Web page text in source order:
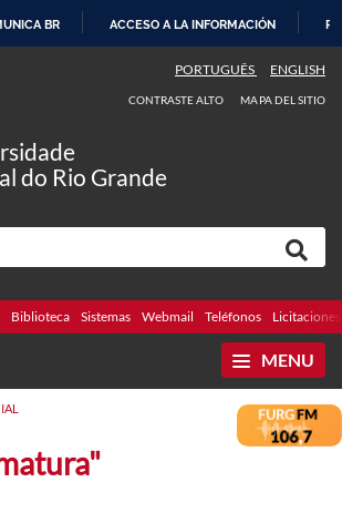
CONTENIDO
BR ACCESO A LA INFORMACIÓN
PORTUGUÊS ENGLISH
CONTRASTE ALTO MAPA DEL SITIO
do Rio Grande
Biblioteca Sistemas Webmail Teléfonos Licitaciones
MENU